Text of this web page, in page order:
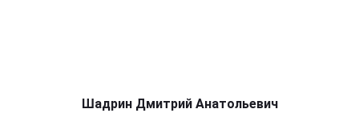
Шадрин Дмитрий Анатольевич